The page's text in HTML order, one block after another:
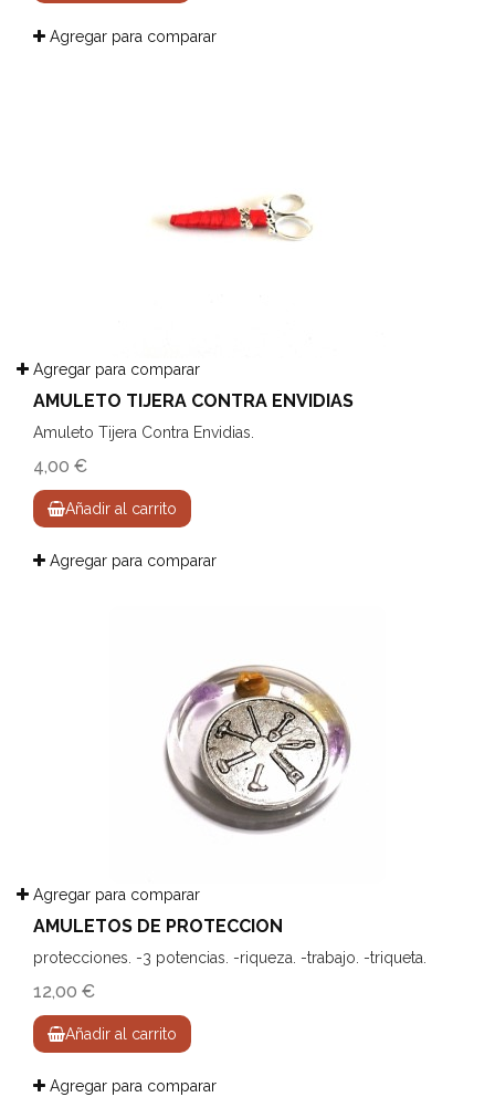
Agregar para comparar
Agregar para comparar
AMULETO TIJERA CONTRA ENVIDIAS
Amuleto Tijera Contra Envidias.
4,00 €
Añadir al carrito
Agregar para comparar
Agregar para comparar
AMULETOS DE PROTECCION
protecciones. -3 potencias. -riqueza. -trabajo. -triqueta.
12,00 €
Añadir al carrito
Agregar para comparar